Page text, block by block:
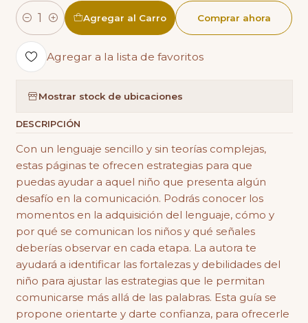
Cantidad
Agregar al Carro Comprar ahora
Agregar a la lista de favoritos
Mostrar stock de ubicaciones
DESCRIPCIÓN
Con un lenguaje sencillo y sin teorías complejas,
estas páginas te ofrecen estrategias para que
puedas ayudar a aquel niño que presenta algún
desafío en la comunicación. Podrás conocer los
momentos en la adquisición del lenguaje, cómo y
por qué se comunican los niños y qué señales
deberías observar en cada etapa. La autora te
ayudará a identificar las fortalezas y debilidades del
niño para ajustar las estrategias que le permitan
comunicarse más allá de las palabras. Esta guía se
propone orientarte y darte confianza, para ofrecerle